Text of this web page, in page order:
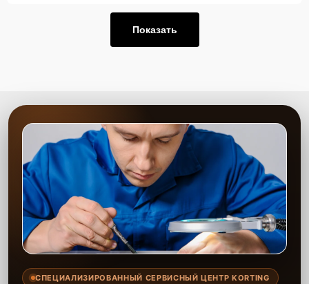
Показать
СПЕЦИАЛИЗИРОВАННЫЙ СЕРВИСНЫЙ ЦЕНТР KORTING